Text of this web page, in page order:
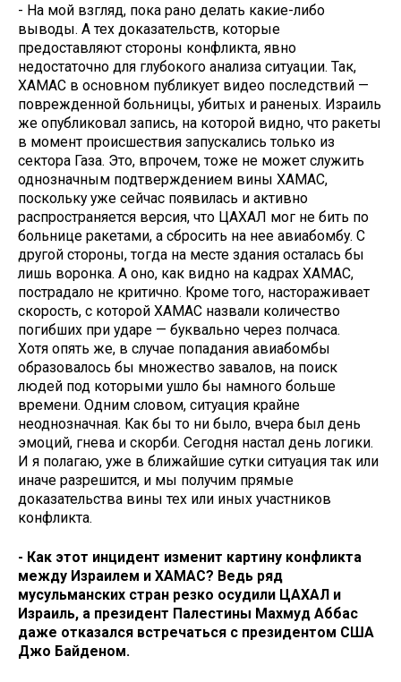
- На мой взгляд, пока рано делать какие-либо
выводы. А тех доказательств, которые
предоставляют стороны конфликта, явно
недостаточно для глубокого анализа ситуации. Так,
ХАМАС в основном публикует видео последствий —
поврежденной больницы, убитых и раненых. Израиль
же опубликовал запись, на которой видно, что ракеты
в момент происшествия запускались только из
сектора Газа. Это, впрочем, тоже не может служить
однозначным подтверждением вины ХАМАС,
поскольку уже сейчас появилась и активно
распространяется версия, что ЦАХАЛ мог не бить по
больнице ракетами, а сбросить на нее авиабомбу. С
другой стороны, тогда на месте здания осталась бы
лишь воронка. А оно, как видно на кадрах ХАМАС,
пострадало не критично. Кроме того, настораживает
скорость, с которой ХАМАС назвали количество
погибших при ударе — буквально через полчаса.
Хотя опять же, в случае попадания авиабомбы
образовалось бы множество завалов, на поиск
людей под которыми ушло бы намного больше
времени. Одним словом, ситуация крайне
неоднозначная. Как бы то ни было, вчера был день
эмоций, гнева и скорби. Сегодня настал день логики.
И я полагаю, уже в ближайшие сутки ситуация так или
иначе разрешится, и мы получим прямые
доказательства вины тех или иных участников
конфликта.
- Как этот инцидент изменит картину конфликта
между Израилем и ХАМАС? Ведь ряд
мусульманских стран резко осудили ЦАХАЛ и
Израиль, а президент Палестины Махмуд Аббас
даже отказался встречаться с президентом США
Джо Байденом.